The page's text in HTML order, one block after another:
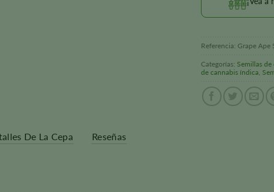
Referencia: Grape Ape
Categorías: Semillas
de cannabis índica,
De La Cepa Reseñas